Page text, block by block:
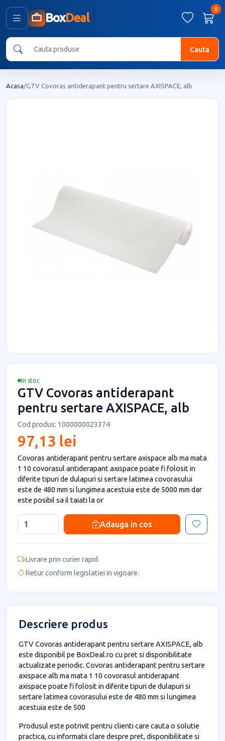
BoxDeal
0
Cauta
Acasa/GTV Covoras antiderapant pentru sertare AXISPACE, alb
In stoc
GTV Covoras antiderapant
pentru sertare AXISPACE, alb
Cod produs: 1000000023374
97,13 lei
Covoras antiderapant pentru sertare axispace alb ma mata
1 10 covorasul antiderapant axispace poate fi folosit in
diferite tipuri de dulapuri si sertare latimea covorasului
este de 480 mm si lungimea acestuia este de 5000 mm dar
este posibil sa il taiati la or
Adauga in cos
Livrare prin curier rapid.
Retur conform legislatiei in vigoare.
Descriere produs
GTV Covoras antiderapant pentru sertare AXISPACE, alb
este disponibil pe BoxDeal.ro cu pret si disponibilitate
actualizate periodic. Covoras antiderapant pentru sertare
axispace alb ma mata 1 10 covorasul antiderapant
axispace poate fi folosit in diferite tipuri de dulapuri si
sertare latimea covorasului este de 480 mm si lungimea
acestuia este de 500
Produsul este potrivit pentru clienti care cauta o solutie
practica, cu informatii clare despre pret, disponibilitate si